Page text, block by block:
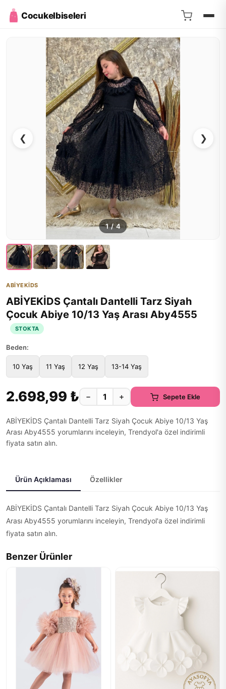
Cocukelbiseleri
❮ ❯
1/4
ABİYEKİDS
ABİYEKİDS Çantalı Dantelli Tarz Siyah
Çocuk Abiye 10/13 Yaş Arası Aby4555
STOKTA
Beden:
10 Yaş 11 Yaş 12 Yaş 13-14 Yaş
2.698,99 ₺ − + Sepete Ekle
ABİYEKİDS Çantalı Dantelli Tarz Siyah Çocuk Abiye 10/13 Yaş
Arası Aby4555 yorumlarını inceleyin, Trendyol'a özel indirimli
fiyata satın alın.
Ürün Açıklaması Özellikler
ABİYEKİDS Çantalı Dantelli Tarz Siyah Çocuk Abiye 10/13 Yaş
Arası Aby4555 yorumlarını inceleyin, Trendyol'a özel indirimli
fiyata satın alın.
Benzer Ürünler